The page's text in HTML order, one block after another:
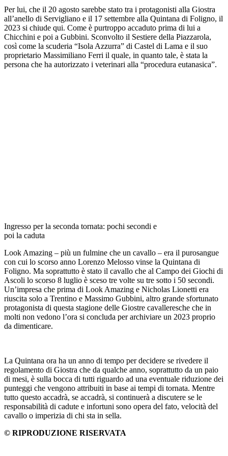
Per lui, che il 20 agosto sarebbe stato tra i protagonisti alla Giostra
all’anello di Servigliano e il 17 settembre alla Quintana di Foligno, il
2023 si chiude qui. Come è purtroppo accaduto prima di lui a
Chicchini e poi a Gubbini. Sconvolto il Sestiere della Piazzarola,
così come la scuderia “Isola Azzurra” di Castel di Lama e il suo
proprietario Massimiliano Ferri il quale, in quanto tale, è stata la
persona che ha autorizzato i veterinari alla “procedura eutanasica”.
Ingresso per la seconda tornata: pochi secondi e
poi la caduta
Look Amazing – più un fulmine che un cavallo – era il purosangue
con cui lo scorso anno Lorenzo Melosso vinse la Quintana di
Foligno. Ma soprattutto è stato il cavallo che al Campo dei Giochi di
Ascoli lo scorso 8 luglio è sceso tre volte su tre sotto i 50 secondi.
Un’impresa che prima di Look Amazing e Nicholas Lionetti era
riuscita solo a Trentino e Massimo Gubbini, altro grande sfortunato
protagonista di questa stagione delle Giostre cavalleresche che in
molti non vedono l’ora si concluda per archiviare un 2023 proprio
da dimenticare.
La Quintana ora ha un anno di tempo per decidere se rivedere il
regolamento di Giostra che da qualche anno, soprattutto da un paio
di mesi, è sulla bocca di tutti riguardo ad una eventuale riduzione dei
punteggi che vengono attribuiti in base ai tempi di tornata. Mentre
tutto questo accadrà, se accadrà, si continuerà a discutere se le
responsabilità di cadute e infortuni sono opera del fato, velocità del
cavallo o imperizia di chi sta in sella.
© RIPRODUZIONE RISERVATA